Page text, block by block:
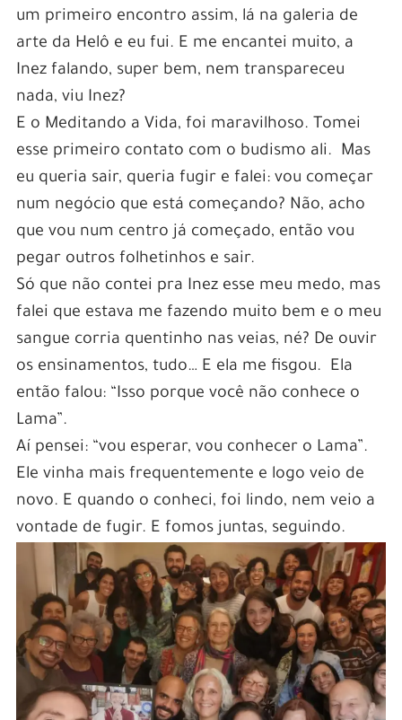
um primeiro encontro assim, lá na galeria de
arte da Helô e eu fui. E me encantei muito, a
Inez falando, super bem, nem transpareceu
nada, viu Inez?
E o Meditando a Vida, foi maravilhoso. Tomei
esse primeiro contato com o budismo ali. Mas
eu queria sair, queria fugir e falei: vou começar
num negócio que está começando? Não, acho
que vou num centro já começado, então vou
pegar outros folhetinhos e sair.
Só que não contei pra Inez esse meu medo, mas
falei que estava me fazendo muito bem e o meu
sangue corria quentinho nas veias, né? De ouvir
os ensinamentos, tudo… E ela me fisgou. Ela
então falou: “Isso porque você não conhece o
Lama”.
Aí pensei: “vou esperar, vou conhecer o Lama”.
Ele vinha mais frequentemente e logo veio de
novo. E quando o conheci, foi lindo, nem veio a
vontade de fugir. E fomos juntas, seguindo.